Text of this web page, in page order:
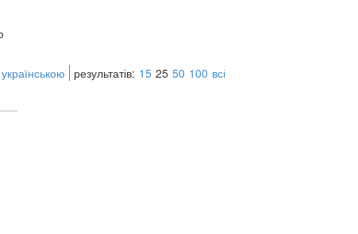
українською результатів: 15 25 50 100 всі